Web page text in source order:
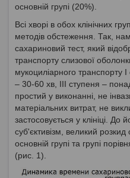
основній групі (20%).
Всі хворі в обох клінічних
методів обстеження. Так,
сахариновий тест, який
транспорту слизової
мукоциліарного транспорту
– 30-60 хв, ІІІ ступеня –
простий у виконанні, не
матеріальних витрат, не
застосовується у клініці. До
суб'єктивізм, великий
основній групі та групі
(рис. 1).